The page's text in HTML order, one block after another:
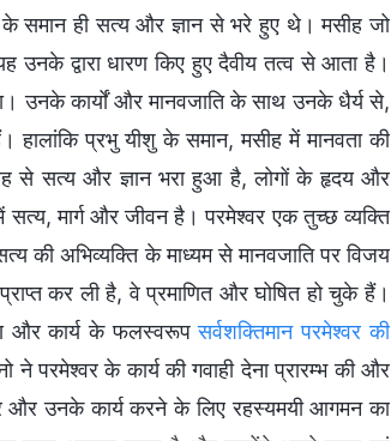
समान ही सत्य और ज्ञान से भरे हुए थे। मसीह जो
द्वारा धारण किए हुए दैवीय तत्व से आता है।
उनके कार्यों और मानवजाति के साथ उनके धैर्य से,
प्रभु यीशु के समान, मसीह में मानवता की
से सत्य और ज्ञान भरा हुआ है, लोगों के हृदय और
सत्य, मार्ग और जीवन है। परमेश्वर एक तुच्छ व्यक्ति
की अभिव्यक्ति के माध्यम से मानवजाति पर विजय
कर ली है, वे प्रमाणित और घोषित हो चुके हैं।
और कार्य के फलस्वरूपसर्वशक्तिमान परमेश्वर की
परमेश्वर के कार्य की गवाही देना प्रारम्भ की और
और उनके कार्य करने के लिए रहस्यमयी आगमन का